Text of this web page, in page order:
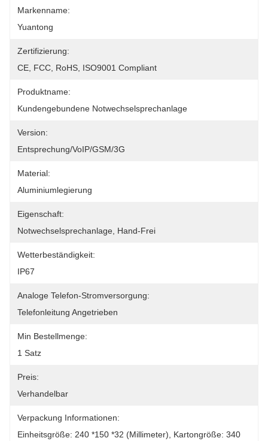
Markenname:
Yuantong
Zertifizierung:
CE, FCC, RoHS, ISO9001 Compliant
Produktname:
Kundengebundene Notwechselsprechanlage
Version:
Entsprechung/VoIP/GSM/3G
Material:
Aluminiumlegierung
Eigenschaft:
Notwechselsprechanlage, Hand-Frei
Wetterbeständigkeit:
IP67
Analoge Telefon-Stromversorgung:
Telefonleitung Angetrieben
Min Bestellmenge:
1 Satz
Preis:
Verhandelbar
Verpackung Informationen:
Einheitsgröße: 240 *150 *32 (Millimeter), Kartongröße: 340